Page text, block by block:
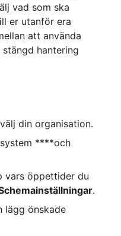
vad som ska
er utanför era
att använda
hantering
din organisation.
****och
vars öppettider du
.
lägg önskade